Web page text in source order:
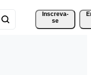
Inscreva-
se